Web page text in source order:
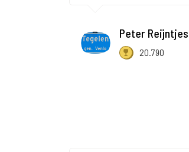
Peter Reijntjes
20.790